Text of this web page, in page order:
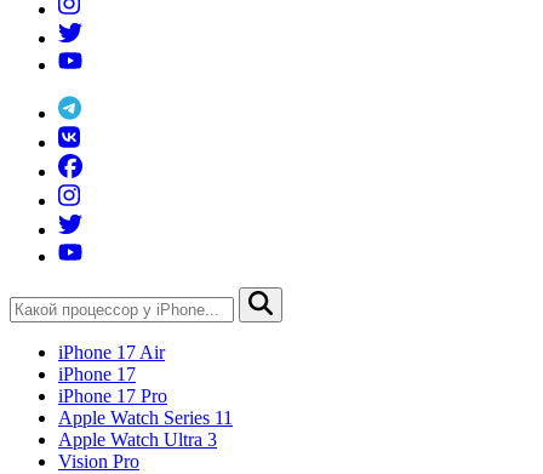
iPhone 17 Air
iPhone 17
iPhone 17 Pro
Apple Watch Series 11
Apple Watch Ultra 3
Vision Pro